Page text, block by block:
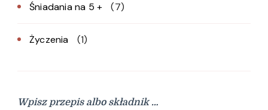
Śniadania na 5 + (7)
Życzenia (1)
Wpisz przepis albo składnik …